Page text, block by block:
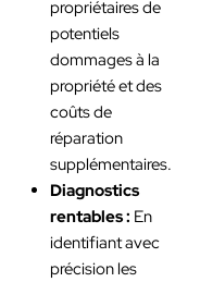
propriétaires de
potentiels
dommages à la
propriété et des
coûts de
réparation
supplémentaires.
Diagnostics
rentables : En
identifiant avec
précision les